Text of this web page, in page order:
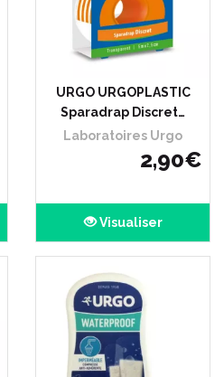
URGO URGOPLASTIC
Sparadrap Discret…
Laboratoires Urgo
2,90€
Visualiser